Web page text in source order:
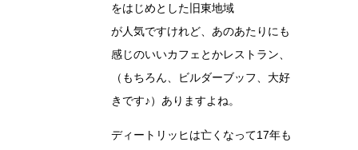
をはじめとした旧東地域
が人気ですけれど、あのあたりにも
感じのいいカフェとかレストラン、
（もちろん、ビルダーブッフ、大好
きです♪）ありますよね。
ディートリッヒは亡くなって17年も